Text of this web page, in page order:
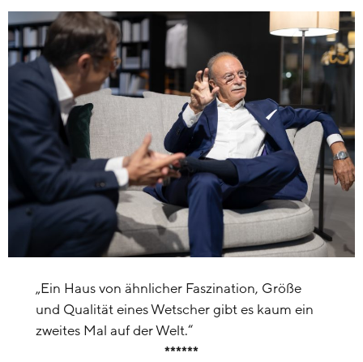
„Ein Haus von ähnlicher Faszination, Größe
und Qualität eines Wetscher gibt es kaum ein
zweites Mal auf der Welt.“
******